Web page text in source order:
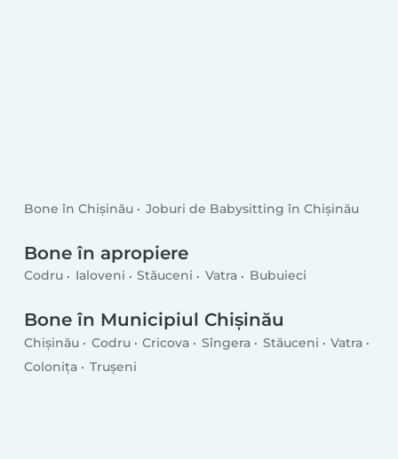
Bone în Chișinău Joburi de Babysitting în Chișinău
Bone în apropiere
Codru Ialoveni Stăuceni Vatra Bubuieci
Bone în Municipiul Chișinău
Chișinău Codru Cricova Sîngera Stăuceni
Vatra
Coloniţa
Truşeni